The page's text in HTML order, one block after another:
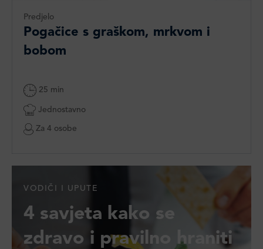
Predjelo
Pogačice s graškom, mrkvom i
bobom
25 min
Jednostavno
Za 4 osobe
VODIČI I UPUTE
4 savjeta kako se
zdravo i pravilno hraniti